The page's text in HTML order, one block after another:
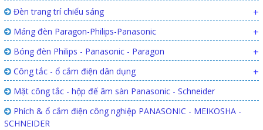
Đèn trang trí chiếu sáng +
Máng đèn Paragon-Philips-Panasonic +
Bóng đèn Philips - Panasonic - Paragon +
Công tắc - ổ cắm điện dân dụng +
Mặt công tắc - hộp đế âm sàn Panasonic - Schneider
Phích & ổ cắm điện công nghiệp PANASONIC - MEIKOSHA -
SCHNEIDER